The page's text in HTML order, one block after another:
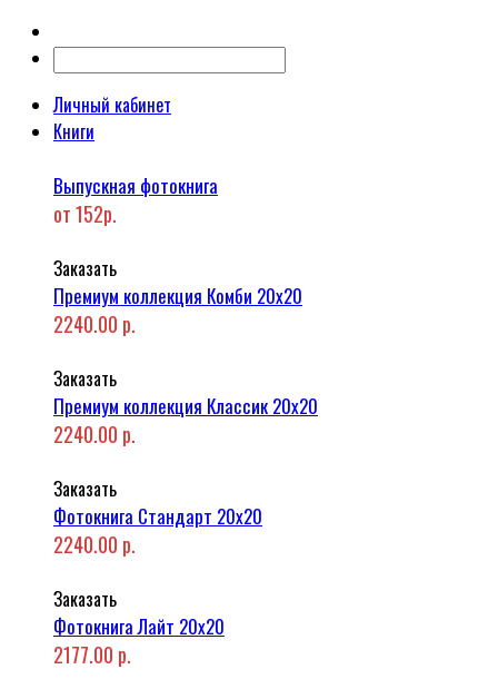
Личный кабинет
Книги
Выпускная фотокнига
от 152р.
Заказать
Премиум коллекция Комби 20x20
2240.00 р.
Заказать
Премиум коллекция Классик 20x20
2240.00 р.
Заказать
Фотокнига Стандарт 20x20
2240.00 р.
Заказать
Фотокнига Лайт 20x20
2177.00 р.